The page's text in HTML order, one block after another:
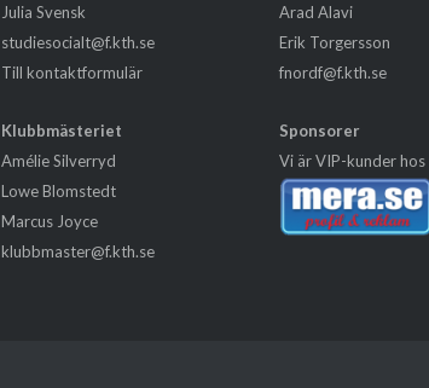
Julia Svensk
studiesocialt@f.kth.se
Till kontaktformulär
Klubbmästeriet
Amélie Silverryd
Lowe Blomstedt
Marcus Joyce
klubbmaster@f.kth.se
Arad Alavi
Erik Torgersson
fnordf@f.kth.se
Sponsorer
Vi är VIP-kunder hos